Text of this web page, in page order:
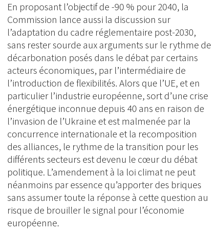
En proposant l’objectif de -90 % pour 2040, la
Commission lance aussi la discussion sur
l’adaptation du cadre réglementaire post-2030,
sans rester sourde aux arguments sur le rythme de
décarbonation posés dans le débat par certains
acteurs économiques, par l’intermédiaire de
l’introduction de flexibilités. Alors que l’UE, et en
particulier l’industrie européenne, sort d’une crise
énergétique inconnue depuis 40 ans en raison de
l’invasion de l’Ukraine et est malmenée par la
concurrence internationale et la recomposition
des alliances, le rythme de la transition pour les
différents secteurs est devenu le cœur du débat
politique. L’amendement à la loi climat ne peut
néanmoins par essence qu’apporter des briques
sans assumer toute la réponse à cette question au
risque de brouiller le signal pour l’économie
européenne.